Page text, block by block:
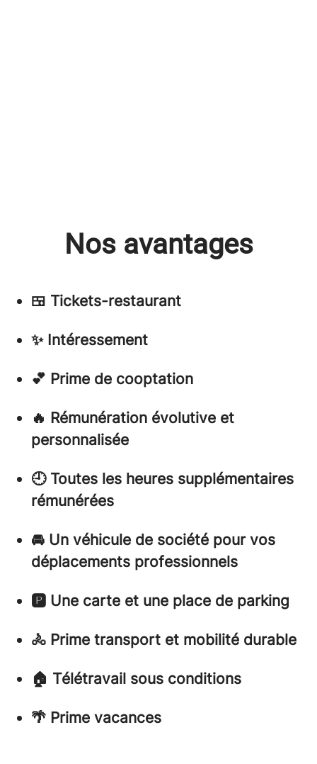
Nos avantages
🍱 Tickets-restaurant
✨ Intéressement
💕 Prime de cooptation
🔥 Rémunération évolutive et
personnalisée
🕘 Toutes les heures supplémentaires
rémunérées
🚘 Un véhicule de société pour vos
déplacements professionnels
🅿️ Une carte et une place de parking
🚴 Prime transport et mobilité durable
🏠 Télétravail sous conditions
🌴 Prime vacances